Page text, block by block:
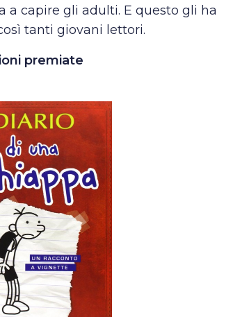
a capire gli adulti. E questo gli ha
tanti giovani lettori.
premiate